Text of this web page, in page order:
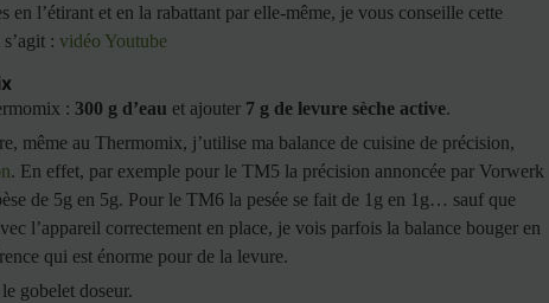
en l’étirant et en la rabattant par elle-même, je vous conseille cette
: vidéo Youtube
: 300 g d’eau et ajouter 7 g de levure sèche active.
même au Thermomix, j’utilise ma balance de cuisine de précision,
. En effet, par exemple pour le TM5 la précision annoncée par Vorwerk
de 5g en 5g. Pour le TM6 la pesée se fait de 1g en 1g… sauf que
l’appareil correctement en place, je vois parfois la balance bouger en
qui est énorme pour de la levure.
gobelet doseur.